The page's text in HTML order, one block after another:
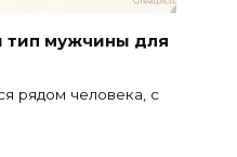
тип мужчины для
рядом человека, с